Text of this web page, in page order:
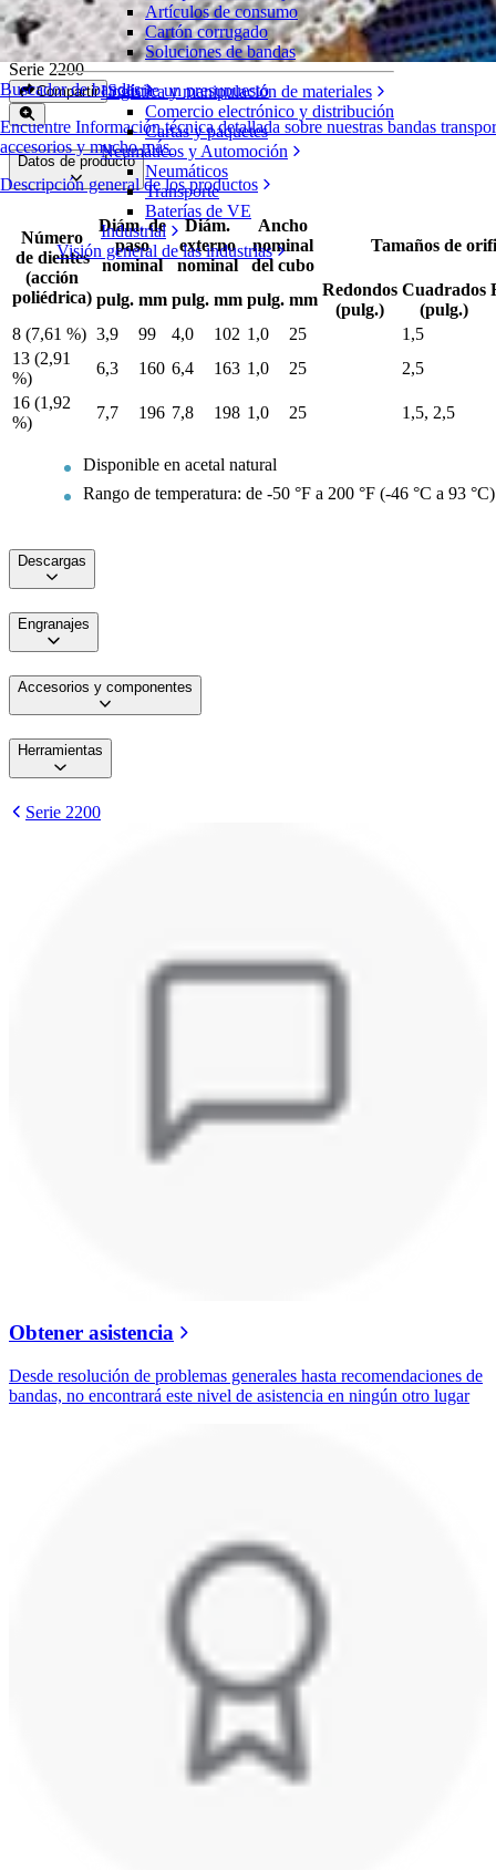
Buscador de bandas
Encuentre Información técnica detallada sobre nuestras bandas
accesorios y mucho más
Descripción general de los productos
Artículos de consumo
Cartón corrugado
Soluciones de bandas
Logística y manipulación de materiales
Comercio electrónico y distribución
Cartas y paquetes
Neumáticos y Automoción
Neumáticos
Transporte
Baterías de VE
Industrial
Visión general de las industrias
Engranajes de acetal moldeados
Serie 2200
Compartir Solicite un presupuesto
Datos de producto
Número
de dientes
(acción
poliédrica)
Diám. de
paso
nominal
Diám.
externo
nominal
Ancho
nominal
del cubo
Tamaños de
pulg. mm pulg. mm pulg. mm
Redondos
(pulg.)
Cuadrados
(pulg.)
8 (7,61 %) 3,9 99 4,0 102 1,0 25
1,5
13 (2,91
%)
6,3 160 6,4 163 1,0 25
2,5
16 (1,92
%)
7,7 196 7,8 198 1,0 25 1,5, 2,5
Disponible en acetal natural
Rango de temperatura: de -50 °F a 200 °F (-46 °C a 93
Descargas
Engranajes
Accesorios y componentes
Herramientas
Serie 2200
Obtener asistencia
Desde resolución de problemas generales hasta recomendaciones de
bandas, no encontrará este nivel de asistencia en ningún otro lugar